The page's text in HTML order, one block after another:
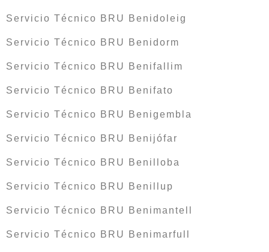
Servicio Técnico BRU Benidoleig
Servicio Técnico BRU Benidorm
Servicio Técnico BRU Benifallim
Servicio Técnico BRU Benifato
Servicio Técnico BRU Benigembla
Servicio Técnico BRU Benijófar
Servicio Técnico BRU Benilloba
Servicio Técnico BRU Benillup
Servicio Técnico BRU Benimantell
Servicio Técnico BRU Benimarfull